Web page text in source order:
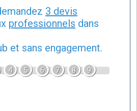
3 devis
professionnels dans
et sans engagement.
4 5 6 7 8 9